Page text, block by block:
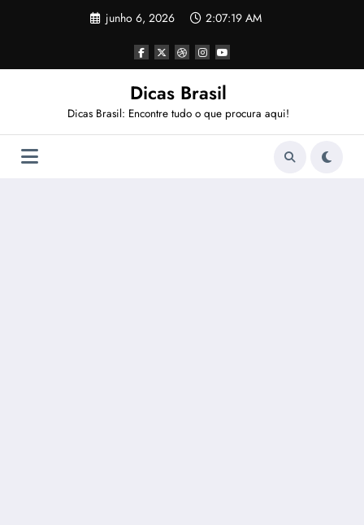
junho 6, 2026 2:07:20 AM
Dicas Brasil
Dicas Brasil: Encontre tudo o que procura aqui!